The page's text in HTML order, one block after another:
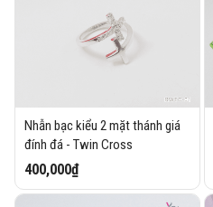
Nhẫn bạc kiểu 2 mặt thánh giá
đính đá - Twin Cross
400,000₫